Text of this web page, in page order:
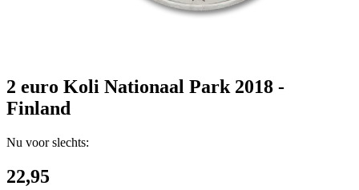
2 euro Koli Nationaal Park 2018 -
Finland
Nu voor slechts:
22,95